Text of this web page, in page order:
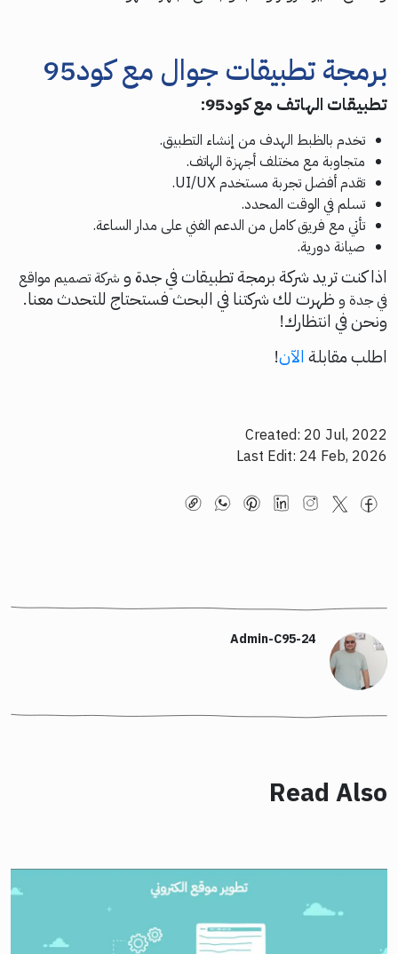
برمجة تطبيقات جوال مع كود95
تطبيقات الهاتف مع كود95:
تخدم بالظبط الهدف من إنشاء التطبيق.
متجاوبة مع مختلف أجهزة الهاتف.
تقدم أفضل تجربة مستخدم UI/UX.
تسلم في الوقت المحدد.
تأتي مع فريق كامل من الدعم الفني على مدار الساعة.
صيانة دورية.
اذا كنت تريد شركة برمجة تطبيقات في جدة و شركة تصميم مواقع
في جدة و ظهرت لك شركتنا في البحث فستحتاج للتحدث معنا.
ونحن في انتظارك!
اطلب مقابلة الآن!
Created: 20 Jul, 2022
Last Edit: 24 Feb, 2026
Admin-C95-24
Read Also